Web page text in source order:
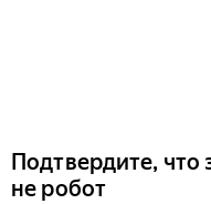
Подтвердите, что
не робот